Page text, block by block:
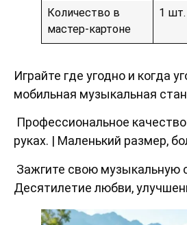
Количество в
мастер-картоне
1 шт.
Играйте где угодно и когда
мобильная музыкальная
Профессиональное
руках. | Маленький размер,
Зажгите свою музыкальную
Десятилетие любви,